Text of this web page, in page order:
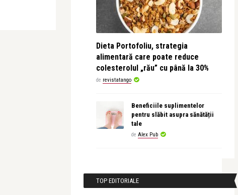
Dieta Portofoliu, strategia
alimentară care poate reduce
colesterolul „rău” cu până la 30%
de revistatango
Beneficiile suplimentelor
pentru slăbit asupra sănătății
tale
de Alex Pub
TOP EDITORIALE